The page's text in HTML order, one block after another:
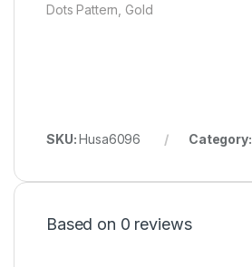
Dots Pattern, Gold
SKU:Husa6096 Category:
Based on 0 reviews